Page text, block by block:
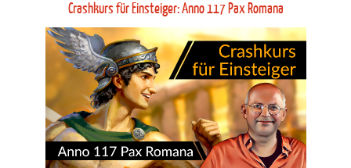
Crashkurs für Einsteiger: Anno 117 Pax Romana